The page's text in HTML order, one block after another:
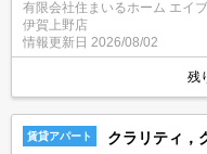
有限会社住まいるホーム エイ
伊賀上野店
情報更新日 2026/08/02
残
賃貸アパート クラリティ，